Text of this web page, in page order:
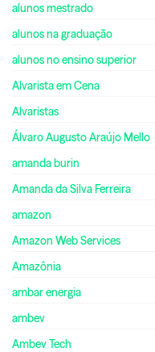
alunos mestrado
alunos na graduação
alunos no ensino superior
Alvarista em Cena
Alvaristas
Álvaro Augusto Araújo Mello
amanda burin
Amanda da Silva Ferreira
amazon
Amazon Web Services
Amazônia
ambar energia
ambev
Ambev Tech